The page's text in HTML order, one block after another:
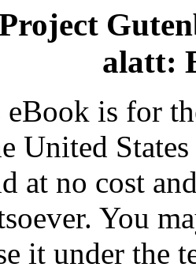
alatt:
is for
United
at no cost
You
it under the